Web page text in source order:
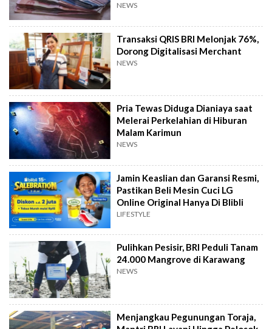
NEWS
Transaksi QRIS BRI Melonjak 76%,
Dorong Digitalisasi Merchant
NEWS
Pria Tewas Diduga Dianiaya saat
Melerai Perkelahian di Hiburan
Malam Karimun
NEWS
Jamin Keaslian dan Garansi Resmi,
Pastikan Beli Mesin Cuci LG
Online Original Hanya Di Blibli
LIFESTYLE
Pulihkan Pesisir, BRI Peduli Tanam
24.000 Mangrove di Karawang
NEWS
Menjangkau Pegunungan Toraja,